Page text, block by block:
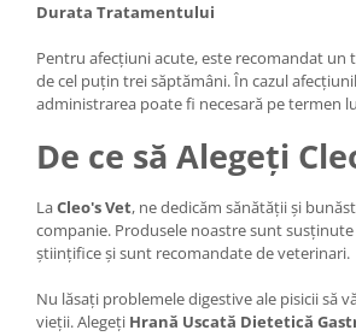
Durata Tratamentului
Pentru afecțiuni acute, este recomandat
de cel puțin trei săptămâni. În cazul
administrarea poate fi necesară pe termen
De ce să Alegeți
LaCleo's Vet, ne dedicăm sănătății și
companie. Produsele noastre sunt
științifice și sunt recomandate de veterinari.
Nu lăsați problemele digestive ale pisicii să
vieții. Alegeți Hrană Uscată Dietetică